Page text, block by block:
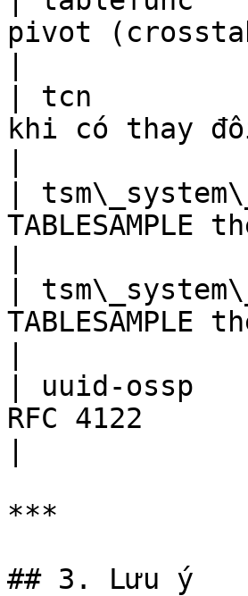
pivot
| tcn
khi có thay
|
TABLESAMPLE
|
| uuid-ossp
RFC 4122
***
## 3. Lưu ý